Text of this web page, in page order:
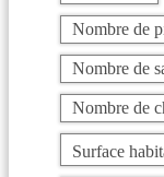
Nombre de
Nombre de
Nombre de
Surface